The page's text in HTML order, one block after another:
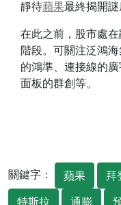
靜待蘋果最終揭開謎
在此之前，股市處
階段。可關注泛鴻
的鴻準、連接線的廣
面板的群創等。
關鍵字： 蘋果 拜
特斯拉
通膨